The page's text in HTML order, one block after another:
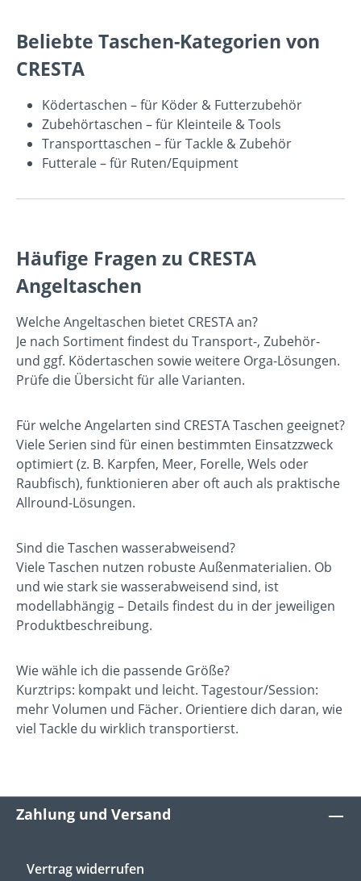
Beliebte Taschen-Kategorien von
CRESTA
Ködertaschen – für Köder & Futterzubehör
Zubehörtaschen – für Kleinteile & Tools
Transporttaschen – für Tackle & Zubehör
Futterale– für Ruten/Equipment
Häufige Fragen zu CRESTA
Angeltaschen
Welche Angeltaschen bietet CRESTA an?
Je nach Sortiment findest du Transport-, Zubehör-
und ggf. Ködertaschen sowie weitere Orga-Lösungen.
Prüfe die Übersicht für alle Varianten.
Für welche Angelarten sind CRESTA Taschen geeignet?
Viele Serien sind für einen bestimmten Einsatzzweck
optimiert (z. B. Karpfen, Meer, Forelle, Wels oder
Raubfisch), funktionieren aber oft auch als praktische
Allround-Lösungen.
Sind die Taschen wasserabweisend?
Viele Taschen nutzen robuste Außenmaterialien. Ob
und wie stark sie wasserabweisend sind, ist
modellabhängig – Details findest du in der jeweiligen
Produktbeschreibung.
Wie wähle ich die passende Größe?
Kurztrips: kompakt und leicht. Tagestour/Session:
mehr Volumen und Fächer. Orientiere dich daran, wie
viel Tackle du wirklich transportierst.
Zahlung und Versand
Vertrag widerrufen